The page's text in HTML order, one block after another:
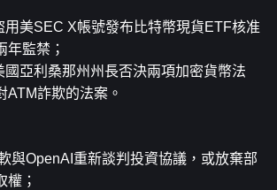
用美SEC X帳號發布比特幣現貨ETF核准
年監禁；
國亞利桑那州州長否決兩項加密貨幣法
ATM詐欺的法案。
與O​​penAI重新談判投資協議，或放棄部
權；